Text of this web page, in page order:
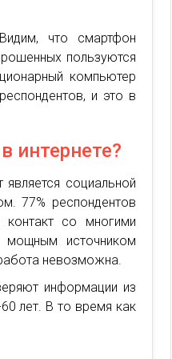
что смартфон
пользуются
компьютер
и это в
интернете?
социальной
77% респондентов
контакт со многими
источником
невозможна.
информации из
лет. В то время как